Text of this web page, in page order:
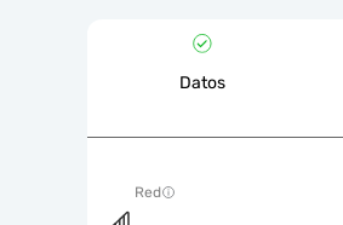
Datos
Red